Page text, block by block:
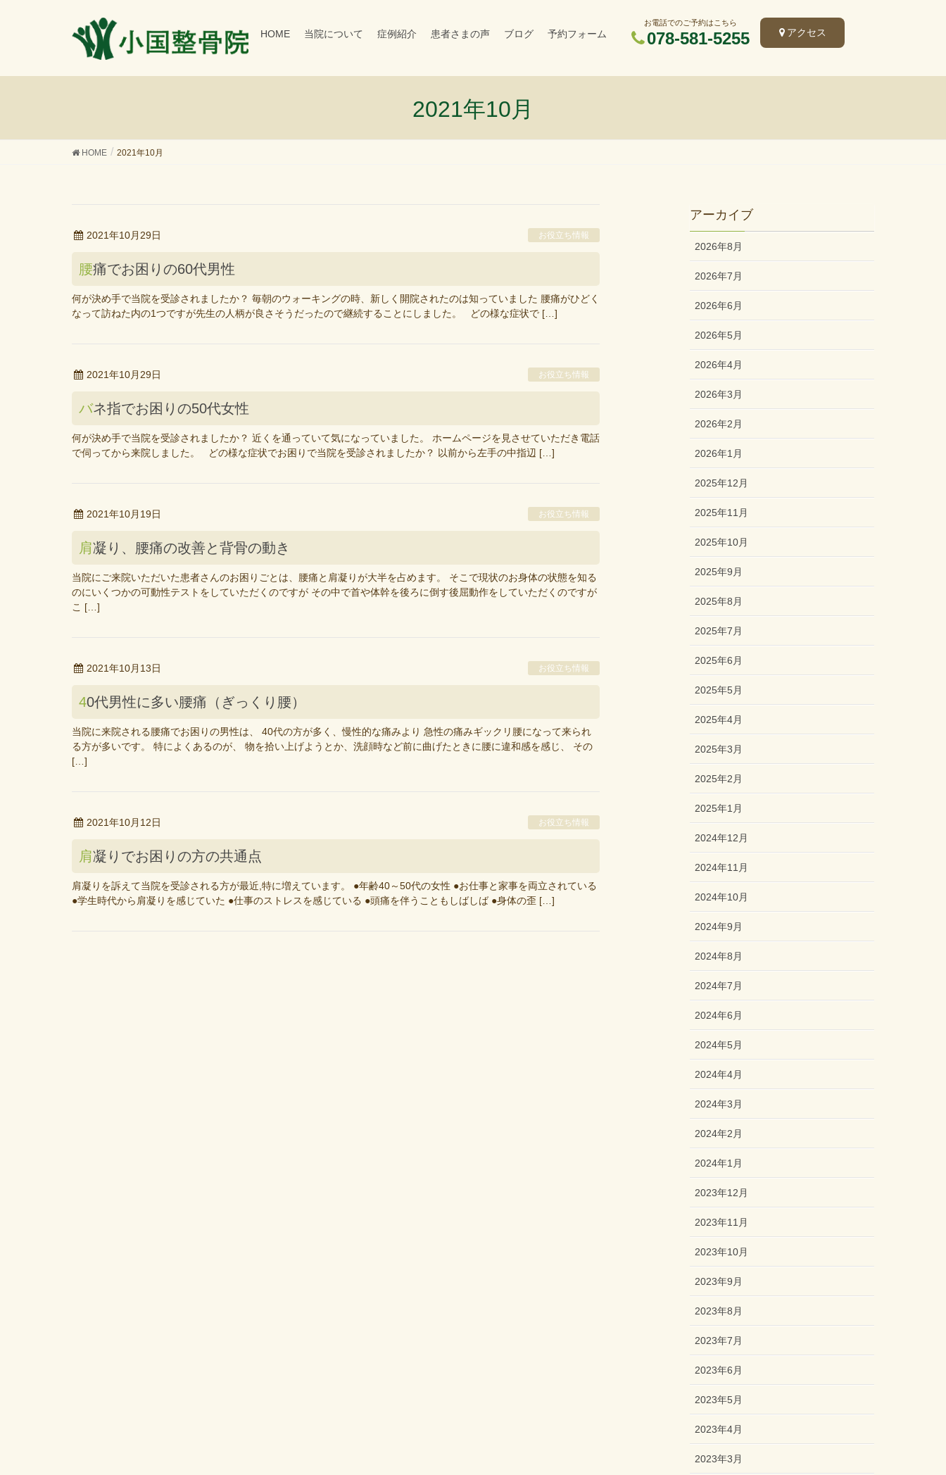
お電話でのご予約はこちら
078-581-5255 アクセス
HOME 当院について 症例紹介 患者さまの声 ブログ 予約フォーム
2021年10月
HOME 2021年10月
2021年10月29日 お役立ち情報
腰痛でお困りの60代男性
何が決め手で当院を受診されましたか？ 毎朝のウォーキングの時、新しく開院されたのは知っていました 腰痛がひどく
なって訪ねた内の1つですが先生の人柄が良さそうだったので継続することにしました。 どの様な症状で […]
2021年10月29日 お役立ち情報
バネ指でお困りの50代女性
何が決め手で当院を受診されましたか？ 近くを通っていて気になっていました。 ホームページを見させていただき電話
で伺ってから来院しました。 どの様な症状でお困りで当院を受診されましたか？ 以前から左手の中指辺 […]
2021年10月19日 お役立ち情報
肩凝り、腰痛の改善と背骨の動き
当院にご来院いただいた患者さんのお困りごとは、腰痛と肩凝りが大半を占めます。 そこで現状のお身体の状態を知る
のにいくつかの可動性テストをしていただくのですが その中で首や体幹を後ろに倒す後屈動作をしていただくのですが
こ […]
2021年10月13日 お役立ち情報
40代男性に多い腰痛（ぎっくり腰）
当院に来院される腰痛でお困りの男性は、 40代の方が多く、慢性的な痛みより 急性の痛みギックリ腰になって来られ
る方が多いです。 特によくあるのが、 物を拾い上げようとか、洗顔時など前に曲げたときに腰に違和感を感じ、 その
[…]
2021年10月12日 お役立ち情報
肩凝りでお困りの方の共通点
肩凝りを訴えて当院を受診される方が最近,特に増えています。 ●年齢40～50代の女性 ●お仕事と家事を両立されている
●学生時代から肩凝りを感じていた ●仕事のストレスを感じている ●頭痛を伴うこともしばしば ●身体の歪 […]
アーカイブ
2026年8月
2026年7月
2026年6月
2026年5月
2026年4月
2026年3月
2026年2月
2026年1月
2025年12月
2025年11月
2025年10月
2025年9月
2025年8月
2025年7月
2025年6月
2025年5月
2025年4月
2025年3月
2025年2月
2025年1月
2024年12月
2024年11月
2024年10月
2024年9月
2024年8月
2024年7月
2024年6月
2024年5月
2024年4月
2024年3月
2024年2月
2024年1月
2023年12月
2023年11月
2023年10月
2023年9月
2023年8月
2023年7月
2023年6月
2023年5月
2023年4月
2023年3月